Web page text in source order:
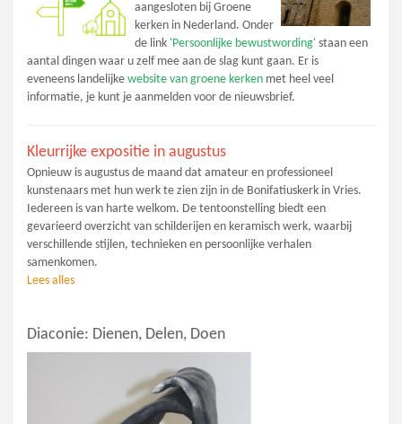
aangesloten bij Groene
kerken in Nederland. Onder
de link 'Persoonlijke bewustwording' staan een
aantal dingen waar u zelf mee aan de slag kunt gaan. Er is
eveneens landelijke website van groene kerken met heel veel
informatie, je kunt je aanmelden voor de nieuwsbrief.
Kleurrijke expositie in augustus
Opnieuw is augustus de maand dat amateur en professioneel
kunstenaars met hun werk te zien zijn in de Bonifatiuskerk in Vries.
Iedereen is van harte welkom. De tentoonstelling biedt een
gevarieerd overzicht van schilderijen en keramisch werk, waarbij
verschillende stijlen, technieken en persoonlijke verhalen
samenkomen.
Lees alles
Diaconie: Dienen, Delen, Doen